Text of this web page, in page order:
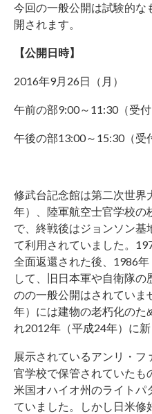
今回の一般公開は試験的な
開されます。
【公開日時】
2016年9月26日（月）
午前の部9:00～11:30（受付
午後の部13:00～15:30（受
修武台記念館は第二次世界
年）、陸軍航空士官学校の
で、終戦後はジョンソン基
て利用されていました。
全面返還された後、1986
して、旧日本軍や自衛隊
のの一般公開はされていま
年）には建物の老朽化のた
れ2012年（平成24年）に
展示されているアンリ・
官学校で保管されていたも
米国オハイオ州のライトパ
ていました。しかし日米